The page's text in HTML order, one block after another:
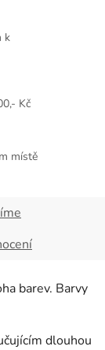
k
Kč
místě
barev. Barvy
dlouhou